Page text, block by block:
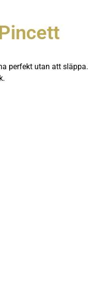
perfekt utan att släppa.